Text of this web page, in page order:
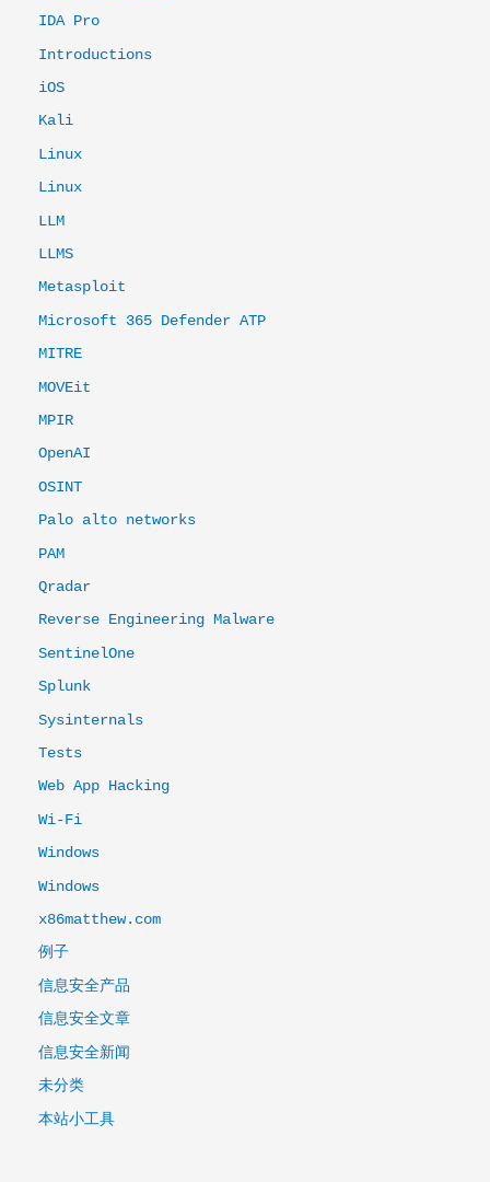
IDA Pro
Introductions
iOS
Kali
Linux
Linux
LLM
LLMS
Metasploit
Microsoft 365 Defender ATP
MITRE
MOVEit
MPIR
OpenAI
OSINT
Palo alto networks
PAM
Qradar
Reverse Engineering Malware
SentinelOne
Splunk
Sysinternals
Tests
Web App Hacking
Wi-Fi
Windows
Windows
x86matthew.com
例子
信息安全产品
信息安全文章
信息安全新闻
未分类
本站小工具